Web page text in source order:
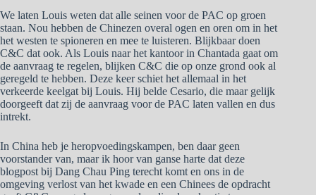
We laten Louis weten dat alle seinen voor de PAC op groen
staan. Nou hebben de Chinezen overal ogen en oren om in het
het westen te spioneren en mee te luisteren. Blijkbaar doen
C&C dat ook. Als Louis naar het kantoor in Chantada gaat om
de aanvraag te regelen, blijken C&C die op onze grond ook al
geregeld te hebben. Deze keer schiet het allemaal in het
verkeerde keelgat bij Louis. Hij belde Cesario, die maar gelijk
doorgeeft dat zij de aanvraag voor de PAC laten vallen en dus
intrekt.
In China heb je heropvoedingskampen, ben daar geen
voorstander van, maar ik hoor van ganse harte dat deze
blogpost bij Dang Chau Ping terecht komt en ons in de
omgeving verlost van het kwade en een Chinees de opdracht